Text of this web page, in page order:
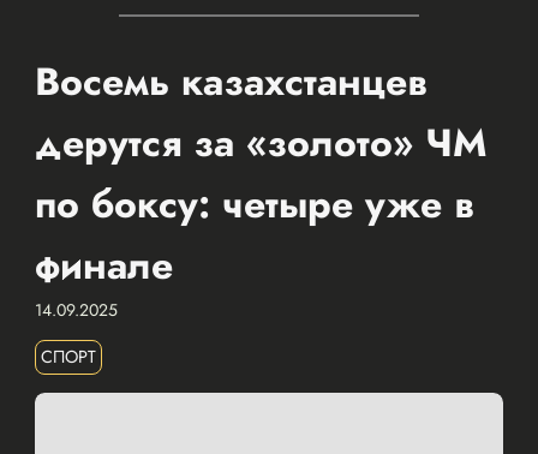
Восемь казахстанцев
дерутся за «золото» ЧМ
по боксу: четыре уже в
финале
14.09.2025
СПОРТ